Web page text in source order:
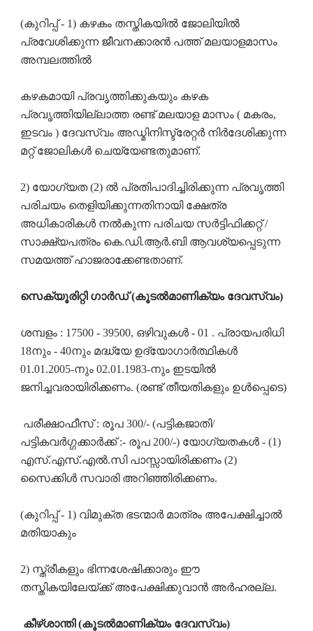
(കുറിപ്പ് - 1) കഴകം തസ്തികയിൽ ജോലിയിൽ
പ്രവേശിക്കുന്ന ജീവനക്കാരൻ പത്ത് മലയാളമാസം
അമ്പലത്തിൽ
കഴകമായി പ്രവൃത്തിക്കുകയും കഴക
പ്രവൃത്തിയില്ലാത്ത രണ്ട് മലയാള മാസം ( മകരം,
ഇടവം ) ദേവസ്വം അഡ്മിനിസ്ട്രേറ്റർ നിർദേശിക്കുന്ന
മറ്റ് ജോലികൾ ചെയ്യേണ്ടതുമാണ്.
2) യോഗ്യത (2) ൽ പ്രതിപാദിച്ചിരിക്കുന്ന പ്രവൃത്തി
പരിചയം തെളിയിക്കുന്നതിനായി ക്ഷേത്ര
അധികാരികൾ നൽകുന്ന പരിചയ സർട്ടിഫിക്കറ്റ് /
സാക്ഷ്യപത്രം കെ.ഡി.ആർ.ബി ആവശ്യപ്പെടുന്ന
സമയത്ത് ഹാജരാക്കേണ്ടതാണ്.
സെക്യൂരിറ്റി ഗാർഡ് (കൂടൽമാണിക്യം ദേവസ്വം)
ശമ്പളം : 17500 - 39500, ഒഴിവുകൾ - 01 . പ്രായപരിധി
18നും - 40നും മദ്ധ്യേ ഉദ്യോഗാർത്ഥികൾ
01.01.2005-നും 02.01.1983-നും ഇടയിൽ
ജനിച്ചവരായിരിക്കണം. (രണ്ട് തീയതികളും ഉൾപ്പെടെ)
പരീക്ഷാഫീസ് : രൂപ 300/- (പട്ടികജാതി/
പട്ടികവർഗ്ഗക്കാർക്ക് :- രൂപ 200/-) യോഗ്യതകൾ - (1)
എസ്.എസ്.എൽ.സി പാസ്സായിരിക്കണം (2)
സൈക്കിൾ സവാരി അറിഞ്ഞിരിക്കണം.
(കുറിപ്പ് - 1) വിമുക്ത ഭടന്മാർ മാത്രം അപേക്ഷിച്ചാൽ
മതിയാകും
2) സ്ത്രീകളും ഭിന്നശേഷിക്കാരും ഈ
തസ്തികയിലേയ്ക്ക് അപേക്ഷിക്കുവാൻ അർഹരല്ല.
കീഴ്ശാന്തി (കൂടൽമാണിക്യം ദേവസ്വം)